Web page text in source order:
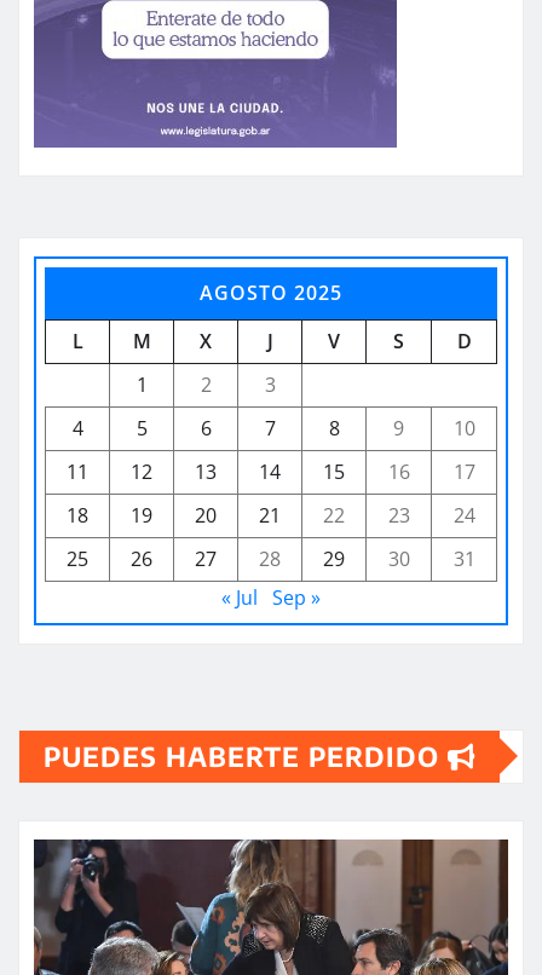
AGOSTO 2025
L
M X J V S
D
1
2
3
4
5 6 7 8 9
10
11
12 13 14 15 16
17
18
19 20 21 22 23
24
25
26 27 28 29 30
31
« Jul Sep »
PUEDES HABERTE PERDIDO